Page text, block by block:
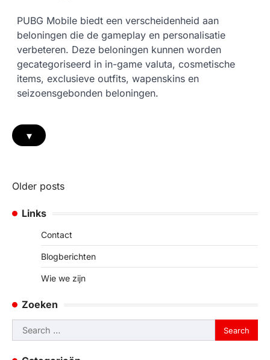
PUBG Mobile biedt een verscheidenheid aan
beloningen die de gameplay en personalisatie
verbeteren. Deze beloningen kunnen worden
gecategoriseerd in in-game valuta, cosmetische
items, exclusieve outfits, wapenskins en
seizoensgebonden beloningen.
▾
Posts
navigation
Older posts
Links
Contact
Blogberichten
Wie we zijn
Zoeken
Search
for: